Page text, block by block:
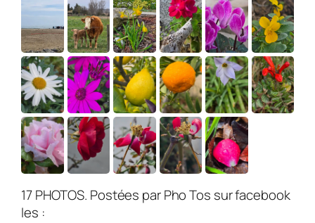
17 PHOTOS. Postées par Pho Tos sur facebook
les :